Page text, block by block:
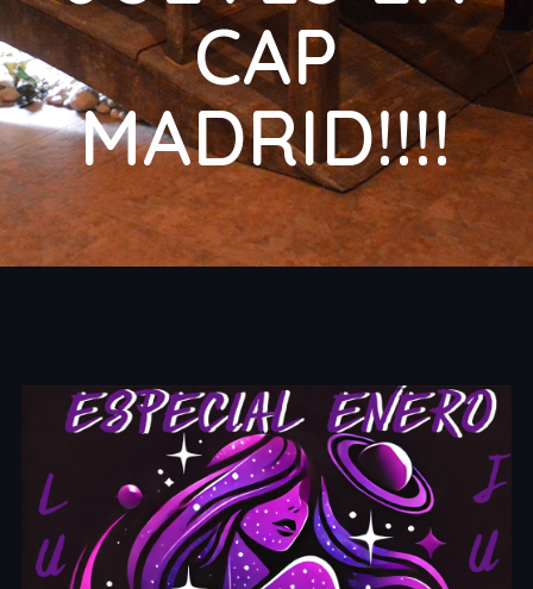
CAP
MADRID!!!!